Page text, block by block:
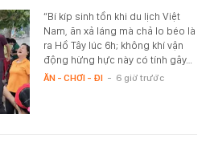
“Bí kíp sinh tồn khi du lịch Việt
Nam, ăn xả láng mà chả lo béo là
ra Hồ Tây lúc 6h; không khí vận
động hừng hực này có tính gây…
ĂN - CHƠI - ĐI - 6 giờ trước